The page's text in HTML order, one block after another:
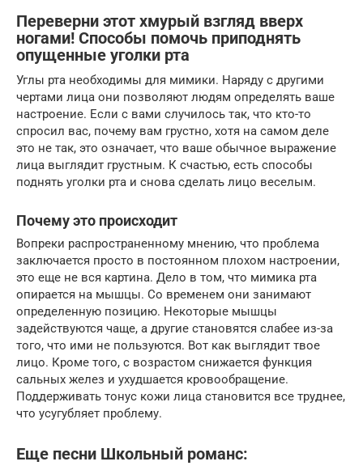
Переверни этот хмурый взгляд вверх
ногами! Способы помочь приподнять
опущенные уголки рта
Углы рта необходимы для мимики. Наряду с другими
чертами лица они позволяют людям определять ваше
настроение. Если с вами случилось так, что кто-то
спросил вас, почему вам грустно, хотя на самом деле
это не так, это означает, что ваше обычное выражение
лица выглядит грустным. К счастью, есть способы
поднять уголки рта и снова сделать лицо веселым.
Почему это происходит
Вопреки распространенному мнению, что проблема
заключается просто в постоянном плохом настроении,
это еще не вся картина. Дело в том, что мимика рта
опирается на мышцы. Со временем они занимают
определенную позицию. Некоторые мышцы
задействуются чаще, а другие становятся слабее из-за
того, что ими не пользуются. Вот как выглядит твое
лицо. Кроме того, с возрастом снижается функция
сальных желез и ухудшается кровообращение.
Поддерживать тонус кожи лица становится все труднее,
что усугубляет проблему.
Еще песни Школьный романс: